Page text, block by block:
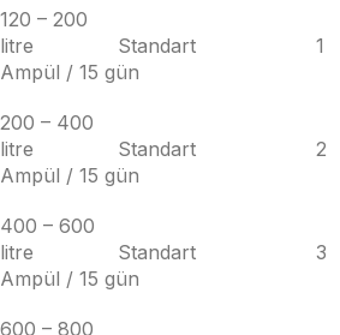
120 – 200
litre Standart 1
Ampül / 15 gün
200 – 400
litre Standart 2
Ampül / 15 gün
400 – 600
litre Standart 3
Ampül / 15 gün
600 – 800